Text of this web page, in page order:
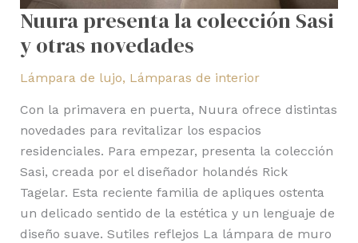
Nuura presenta la colección Sasi
y otras novedades
Lámpara de lujo, Lámparas de interior
Con la primavera en puerta, Nuura ofrece distintas
novedades para revitalizar los espacios
residenciales. Para empezar, presenta la colección
Sasi, creada por el diseñador holandés Rick
Tagelar. Esta reciente familia de apliques ostenta
un delicado sentido de la estética y un lenguaje de
diseño suave. Sutiles reflejos La lámpara de muro